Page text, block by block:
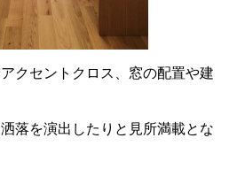
クセントクロス、窓の配置や建
落を演出したりと見所満載とな